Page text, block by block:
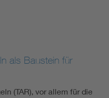
als Baustein für
(TAR), vor allem für die